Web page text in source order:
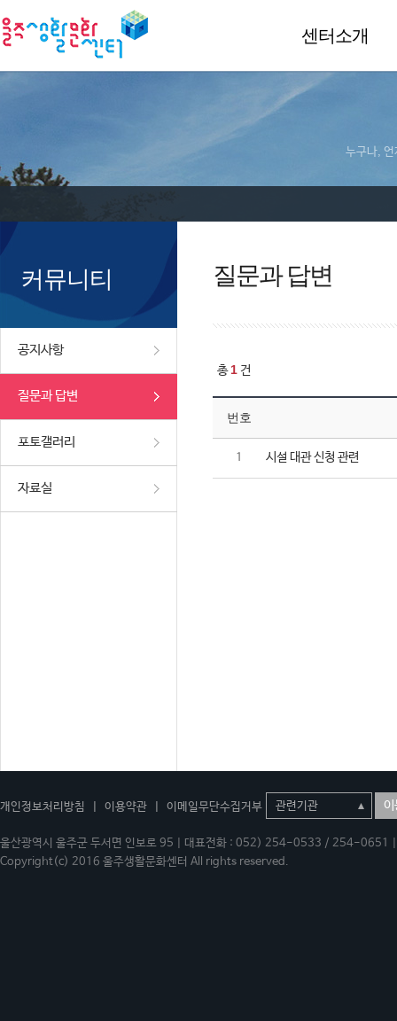
센터소개
누구나, 언
커뮤니티
공지사항
질문과 답변
포토갤러리
자료실
질문과 답변
총1 건
번호
1 시설 대관 신청 관련
개인정보처리방침 이용약관 이메일무단수집거부 이
울산광역시 울주군 두서면 인보로 95 | 대표전화 : 052) 254-0533 / 254-
Copyright(c) 2016 울주생활문화센터 All rights reserved.